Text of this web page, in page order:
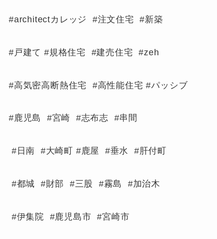
#architectカレッジ #注文住宅 #新築
#戸建て #規格住宅 #建売住宅 #zeh
#高気密高断熱住宅 #高性能住宅 #パッシブ
#鹿児島 #宮崎 #志布志 #串間
#日南 #大崎町 #鹿屋 #垂水 #肝付町
#都城 #財部 #三股 #霧島 #加治木
#伊集院 #鹿児島市 #宮崎市